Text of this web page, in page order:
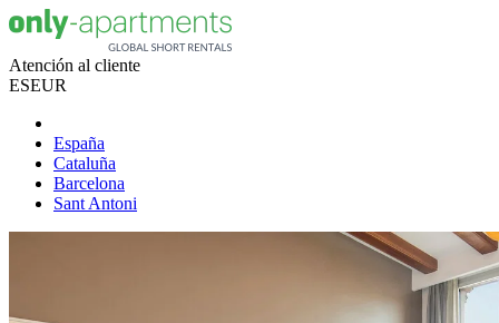
Atención al cliente
ESEUR
España
Cataluña
Barcelona
Sant Antoni